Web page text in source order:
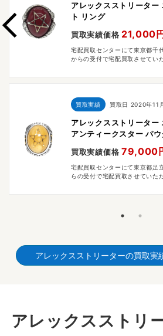
アレックスストリーター
ト リング
買取実績価格 21,000円
宅配買取センターにて東京都千
からの受付で宅配買取させてい
買取実績 買取日 2020年11
アレックスストリータ
アンティークスター パ
買取実績価格 79,000
宅配買取センターにて東京都足
らの受付で宅配買取させていた
アレックスストリーターの買取実
アレックスストリ